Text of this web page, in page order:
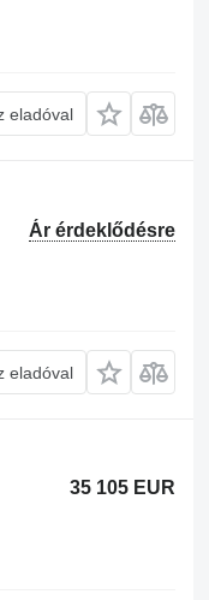
eladóval
Ár érdeklődésre
eladóval
35 105 EUR